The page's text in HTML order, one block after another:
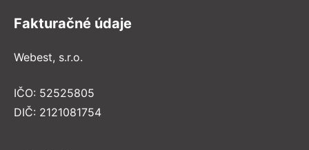
Fakturačné údaje
Webest, s.r.o.
IČO: 52525805
DIČ: 2121081754